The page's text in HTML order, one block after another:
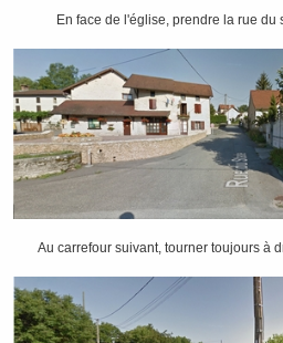
En face de l'église, prendre la rue du
Au carrefour suivant, tourner toujours à